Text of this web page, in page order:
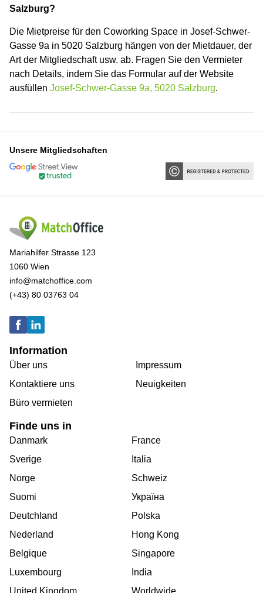
Salzburg?
Die Mietpreise für den Coworking Space in Josef-Schwer-
Gasse 9a in 5020 Salzburg hängen von der Mietdauer, der
Art der Mitgliedschaft usw. ab. Fragen Sie den Vermieter
nach Details, indem Sie das Formular auf der Website
ausfüllen Josef-Schwer-Gasse 9a, 5020 Salzburg.
Unsere Mitgliedschaften
Mariahilfer Strasse 123
1060 Wien
info@matchoffice.com
(+43) 80 03763 04
Information
Über uns
Kontaktiere uns
Büro vermieten
Impressum
Neuigkeiten
Finde uns in
Danmark
Sverige
Norge
Suomi
Deutchland
Nederland
Belgique
Luxembourg
United Kingdom
France
Italia
Schweiz
Україна
Polska
Hong Kong
Singapore
India
Worldwide